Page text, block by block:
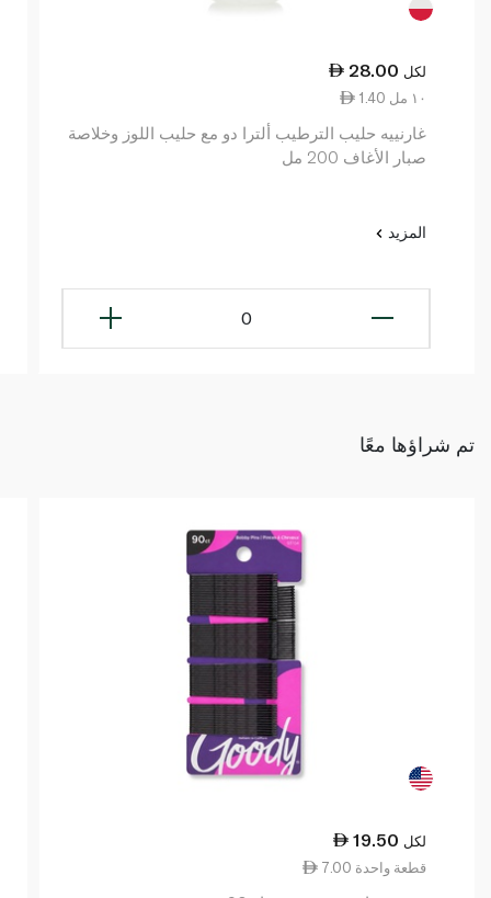
28.00 لكل
1.40 ١٠ مل
غارنييه حليب الترطيب ألترا دو مع حليب اللوز وخلاصة
صبار الأغاف 200 مل
المزيد
0
تم شراؤها معًا
19.50 لكل
7.00 قطعة واحدة